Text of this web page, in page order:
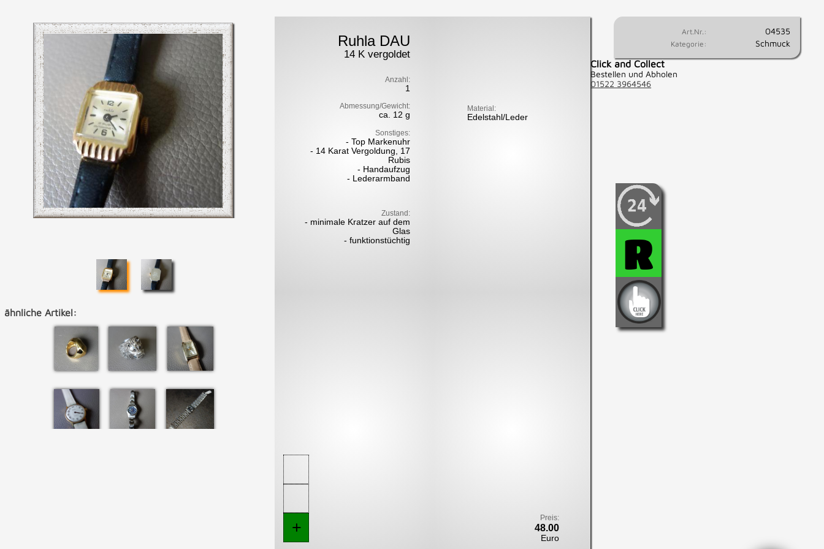
ähnliche Artikel:
Ruhla DAU
14 K vergoldet
Anzahl:
1
Abmessung/Gewicht:
ca. 12 g
Sonstiges:
- Top Markenuhr
- 14 Karat Vergoldung, 17
Rubis
- Handaufzug
- Lederarmband
Zustand:
- minimale Kratzer auf dem
Glas
- funktionstüchtig
+
Material:
Edelstahl/Leder
Preis:
48.00
Euro
Art.Nr.: 04535
Kategorie: Schmuck
Click and Collect
Bestellen und Abholen
01522 3964546
R